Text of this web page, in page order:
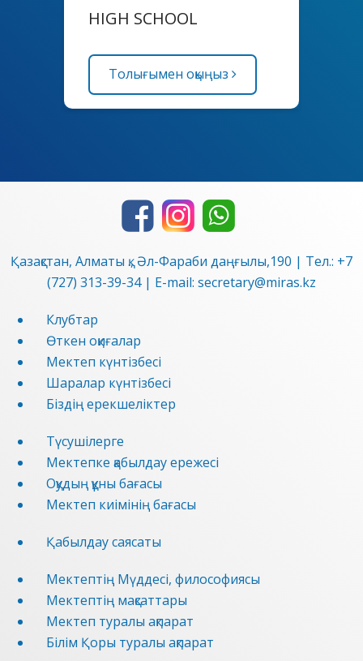
HIGH SCHOOL
Толығымен оқыңыз
Қазақстан, Алматы қ., Әл-Фараби даңғылы,190 | Тел.: +7
(727) 313-39-34| E-mail: secretary@miras.kz
Клубтар
Өткен оқиғалар
Мектеп күнтізбесі
Шаралар күнтізбесі
Біздің ерекшеліктер
Түсушілерге
Мектепке қабылдау ережесі
Оқудың құны бағасы
Мектеп киімінің бағасы
Қабылдау саясаты
Мектептің Мүддесі, философиясы
Мектептің мақсаттары
Мектеп туралы ақпарат
Білім Қоры туралы ақпарат